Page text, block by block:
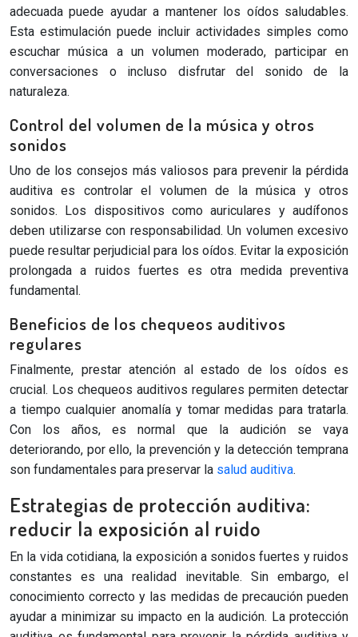
adecuada puede ayudar a mantener los oídos saludables.
Esta estimulación puede incluir actividades simples como
escuchar música a un volumen moderado, participar en
conversaciones o incluso disfrutar del sonido de la
naturaleza.
Control del volumen de la música y otros
sonidos
Uno de los consejos más valiosos para prevenir la pérdida
auditiva es controlar el volumen de la música y otros
sonidos. Los dispositivos como auriculares y audífonos
deben utilizarse con responsabilidad. Un volumen excesivo
puede resultar perjudicial para los oídos. Evitar la exposición
prolongada a ruidos fuertes es otra medida preventiva
fundamental.
Beneficios de los chequeos auditivos
regulares
Finalmente, prestar atención al estado de los oídos es
crucial. Los chequeos auditivos regulares permiten detectar
a tiempo cualquier anomalía y tomar medidas para tratarla.
Con los años, es normal que la audición se vaya
deteriorando, por ello, la prevención y la detección temprana
son fundamentales para preservar la salud auditiva.
Estrategias de protección auditiva:
reducir la exposición al ruido
En la vida cotidiana, la exposición a sonidos fuertes y ruidos
constantes es una realidad inevitable. Sin embargo, el
conocimiento correcto y las medidas de precaución pueden
ayudar a minimizar su impacto en la audición. La protección